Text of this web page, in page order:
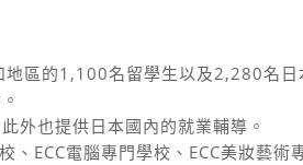
區的1,100名留學生以及2,280名日
外也提供日本國內的就業輔導。
ECC電腦專門學校、ECC美妝藝